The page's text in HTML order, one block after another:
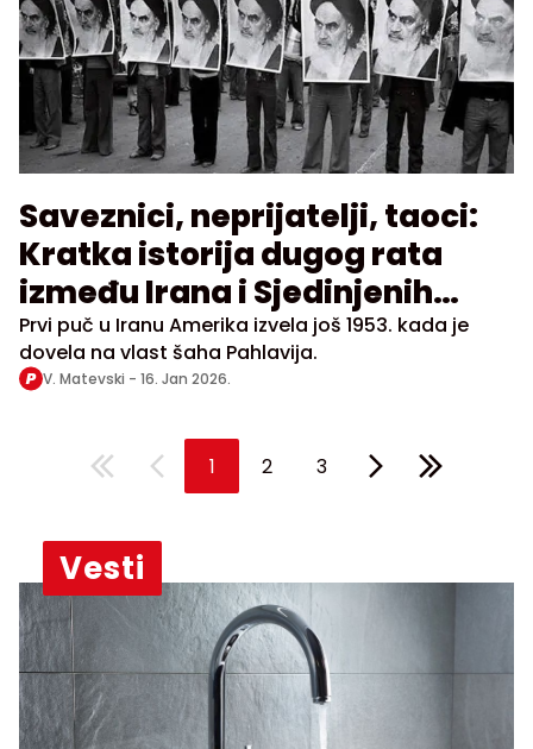
Saveznici, neprijatelji, taoci:
Kratka istorija dugog rata
između Irana i Sjedinjenih
Država
Prvi puč u Iranu Amerika izvela još 1953. kada je
dovela na vlast šaha Pahlavija.
V. Matevski - 16. Jan 2026.
1 2 3
Vesti